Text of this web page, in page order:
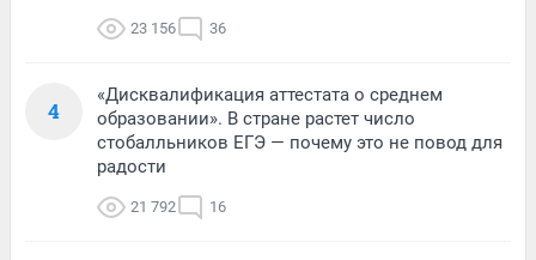
23 156 36
4
«Дисквалификация аттестата о среднем
образовании». В стране растет число
стобалльников ЕГЭ — почему это не повод для
радости
21 792 16